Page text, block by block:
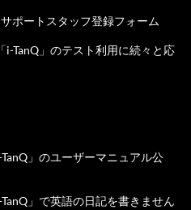
ポートスタッフ登録フォーム
TanQ」のテスト利用に続々と応
」のユーザーマニュアル公
」で英語の日記を書きません